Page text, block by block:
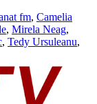
fm, Camelia
, Mirela Neag,
, Tedy Ursuleanu,